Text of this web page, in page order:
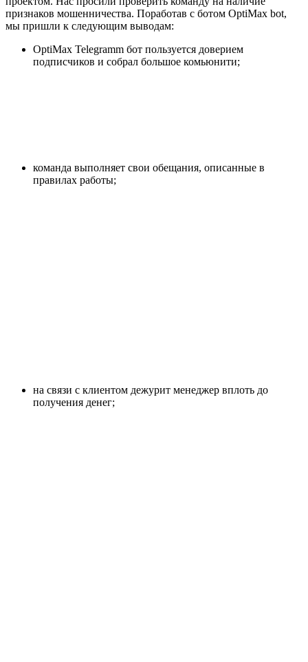
признаков мошенничества. Поработав с ботом OptiMax bot,
мы пришли к следующим выводам:
OptiMax Telegramm бот пользуется доверием
подписчиков и собрал большое комьюнити;
команда выполняет свои обещания, описанные в
правилах работы;
на связи с клиентом дежурит менеджер вплоть до
получения денег;